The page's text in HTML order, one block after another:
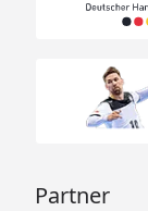
Partner